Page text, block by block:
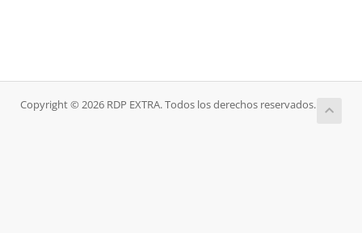
Copyright © 2026 RDP EXTRA. Todos los derechos reservados.